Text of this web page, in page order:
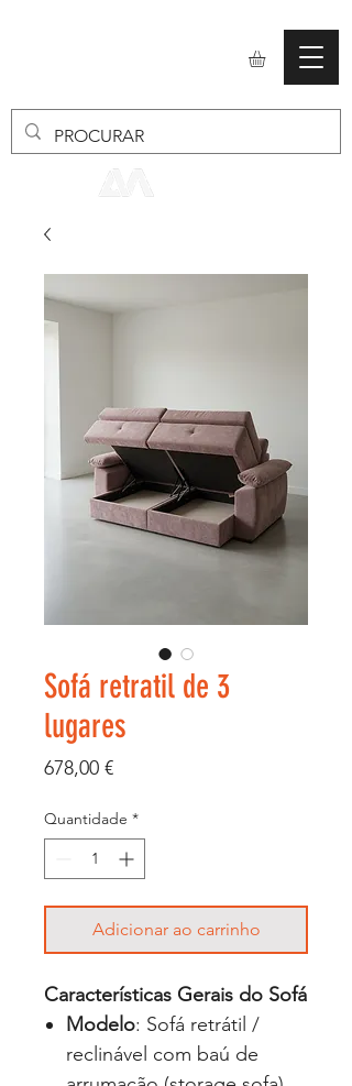
Sofá retratil de 3
lugares
678,00 €Preço
Quantidade *
Adicionar ao carrinho
Características Gerais do Sofá
Modelo: Sofá retrátil /
reclinável com baú de